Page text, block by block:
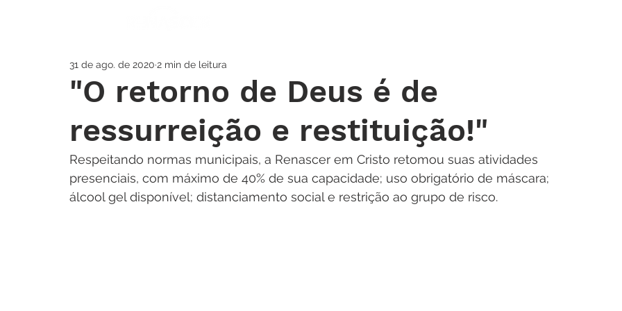
"O retorno de Deus é de
ressurreição e restituição!"
31 de ago. de 2020 2 min de leitura
Respeitando normas municipais, a Renascer em Cristo retomou suas atividades
presenciais, com máximo de 40% de sua capacidade; uso obrigatório de máscara;
álcool gel disponível; distanciamento social e restrição ao grupo de risco.